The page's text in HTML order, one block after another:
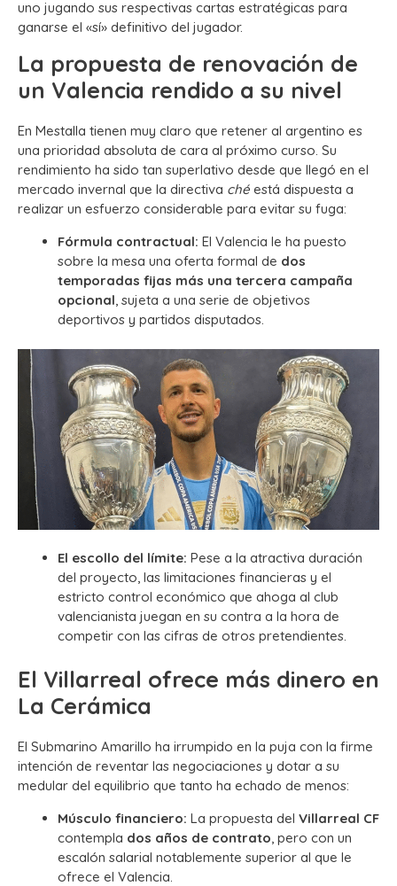
uno jugando sus respectivas cartas estratégicas para
ganarse el «sí» definitivo del jugador.
La propuesta de renovación de
un Valencia rendido a su nivel
En Mestalla tienen muy claro que retener al argentino es
una prioridad absoluta de cara al próximo curso. Su
rendimiento ha sido tan superlativo desde que llegó en el
mercado invernal que la directiva ché está dispuesta a
realizar un esfuerzo considerable para evitar su fuga:
Fórmula contractual: El Valencia le ha puesto
sobre la mesa una oferta formal de dos
temporadas fijas más una tercera campaña
opcional, sujeta a una serie de objetivos
deportivos y partidos disputados.
El escollo del límite: Pese a la atractiva duración
del proyecto, las limitaciones financieras y el
estricto control económico que ahoga al club
valencianista juegan en su contra a la hora de
competir con las cifras de otros pretendientes.
El Villarreal ofrece más dinero en
La Cerámica
El Submarino Amarillo ha irrumpido en la puja con la firme
intención de reventar las negociaciones y dotar a su
medular del equilibrio que tanto ha echado de menos:
Músculo financiero: La propuesta del Villarreal CF
contempla dos años de contrato, pero con un
escalón salarial notablemente superior al que le
ofrece el Valencia.